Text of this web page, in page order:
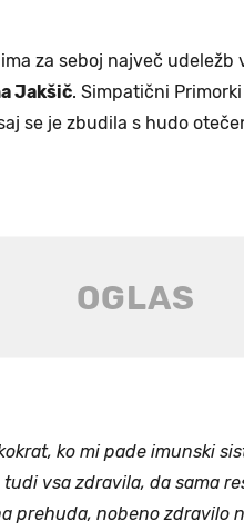
za seboj največ
Jakšič. Simpatični
se je zbudila s hudo
ko mi pade imunski
vsa zdravila, da sama
prehuda, nobeno zdravilo